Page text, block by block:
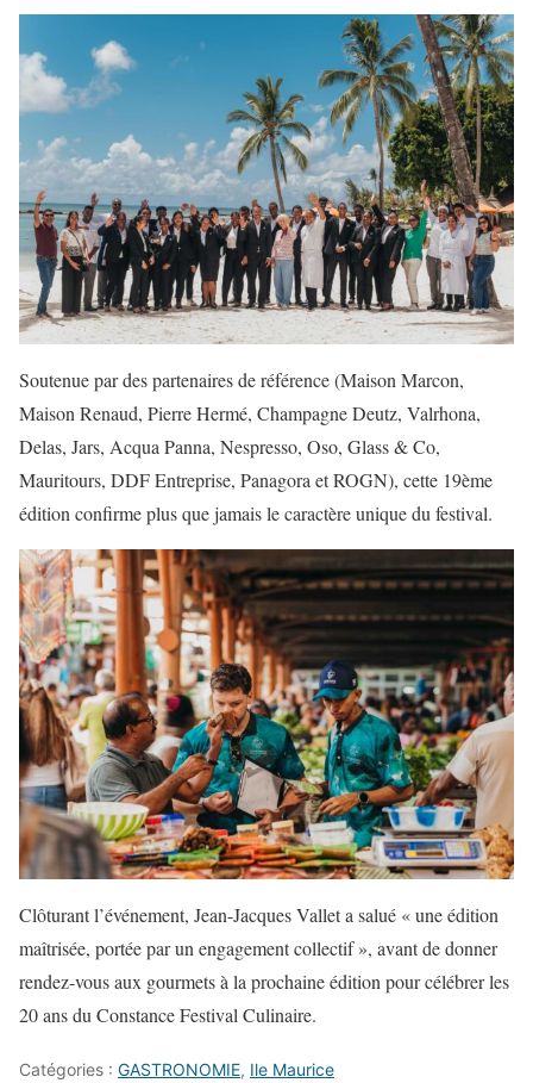
Soutenue par des partenaires de référence (Maison Marcon,
Maison Renaud, Pierre Hermé, Champagne Deutz, Valrhona,
Delas, Jars, Acqua Panna, Nespresso, Oso, Glass & Co,
Mauritours, DDF Entreprise, Panagora et ROGN), cette 19ème
édition confirme plus que jamais le caractère unique du festival.
Clôturant l’événement, Jean-Jacques Vallet a salué « une édition
maîtrisée, portée par un engagement collectif », avant de donner
rendez-vous aux gourmets à la prochaine édition pour célébrer les
20 ans du Constance Festival Culinaire.
Catégories : GASTRONOMIE, Ile Maurice